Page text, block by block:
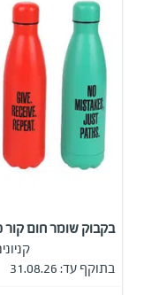
בקבוק שומר חום קור 500 מ"ל ב-10 ₪ במקום 29.90 ₪
בתוקף עד: 31.08.26